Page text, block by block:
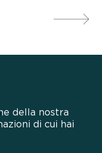
della nostra
di cui hai